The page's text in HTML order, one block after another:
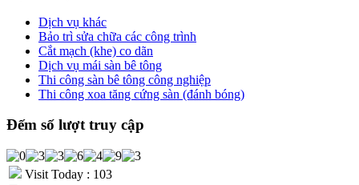
Dịch vụ khác
Bảo trì sửa chữa các công trình
Cắt mạch (khe) co dãn
Dịch vụ mái sàn bê tông
Thi công sàn bê tông công nghiệp
Thi công xoa tăng cứng sàn (đánh bóng)
Đếm số lượt truy cập
Visit Today : 103